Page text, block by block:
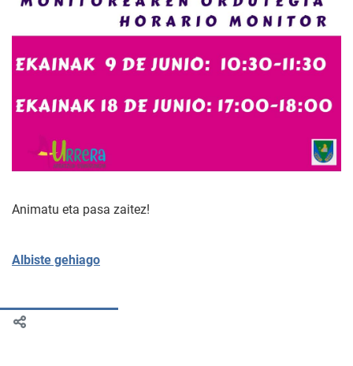
Animatu eta pasa zaitez!
Albiste gehiago